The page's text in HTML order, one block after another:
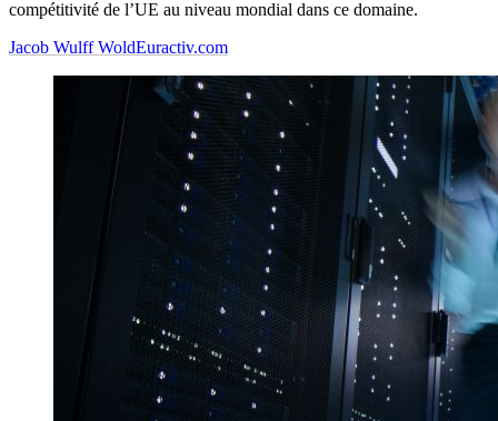
compétitivité de l’UE au niveau mondial dans ce domaine.
Jacob Wulff WoldEuractiv.com